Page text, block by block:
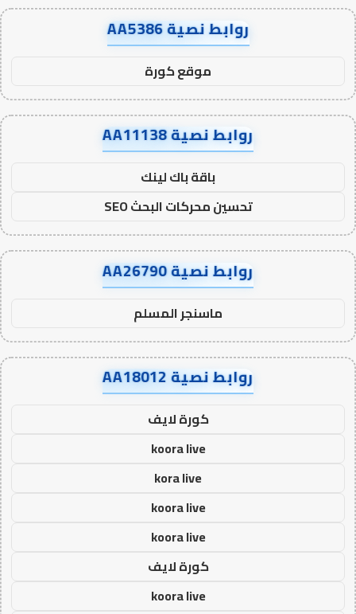
روابط نصية AA5386
موقع كورة
روابط نصية AA11138
باقة باك لينك
تحسين محركات البحث SEO
روابط نصية AA26790
ماسنجر المسلم
روابط نصية AA18012
كورة لايف
koora live
kora live
koora live
koora live
كورة لايف
koora live